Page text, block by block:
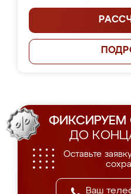
ФИКСИРУЕМ
ДО
Оставьте